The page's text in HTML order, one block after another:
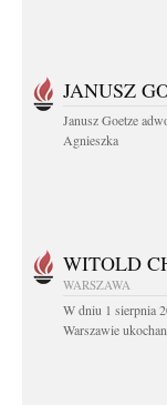
JANUSZ
Janusz Goetze
Agnieszka
WITOLD
WARSZAWA
W dniu 1 sierpnia
Warszawie